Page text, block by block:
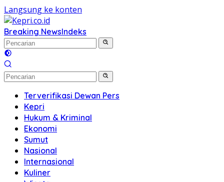
Langsung ke konten
Breaking NewsIndeks
Terverifikasi Dewan Pers
Kepri
Hukum & Kriminal
Ekonomi
Sumut
Nasional
Internasional
Kuliner